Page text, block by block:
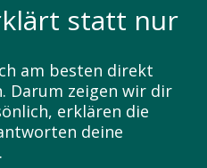
statt nur
am besten direkt
Darum zeigen wir dir
erklären die
deine